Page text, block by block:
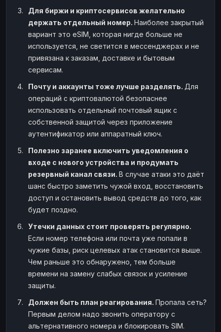
Для биржи и криптосервисов желательно
держать отдельный номер. Наиболее закрытый
вариант это eSIM, которая нигде больше не
используется, не светится в мессенджерах и не
привязана к заказам, доставке и бытовым
сервисам.
Почту и аккаунты тоже лучше разделять. Для
операций с криптовалютой безопаснее
использовать отдельный почтовый ящик с
собственной защитой через приложение
аутентификатор или аппаратный ключ.
Полезно заранее включить уведомления о
входе с нового устройства и продумать
резервный канал связи. В случае атаки это даёт
шанс быстро заметить чужой вход, восстановить
доступ и остановить вывод средств до того, как
будет поздно.
Утечки данных стоит проверять регулярно.
Если номер телефона или почта уже попали в
чужие базы, риск целевых атак становится выше.
Чем раньше это обнаружено, тем больше
времени на замену слабых связок и усиление
защиты.
Должен быть план реагирования. Пропала сеть?
Первым делом надо звонить оператору с
альтернативного номера и блокировать SIM.